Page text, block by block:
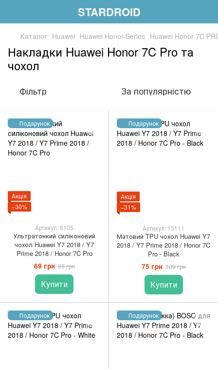
STARDROID
Каталог Huawei Huawei Honor-Series Huawei Honor 7C
Накладки Huawei Honor 7C Pro та
чохол
Фільтр За популярністю
Подарунок
Акція
−30%
Артикул: 6105
Ультратонкий силіконовий
чохол Huawei Y7 2018 / Y7
Prime 2018 / Honor 7C Pro
69 грн 99 грн
Купити
Подарунок
Акція
−31%
Артикул: 15111
Матовий TPU чохол Huawei Y7
2018 / Y7 Prime 2018 / Honor 7C
Pro - Black
75 грн 109 грн
Купити
Подарунок Подарунок